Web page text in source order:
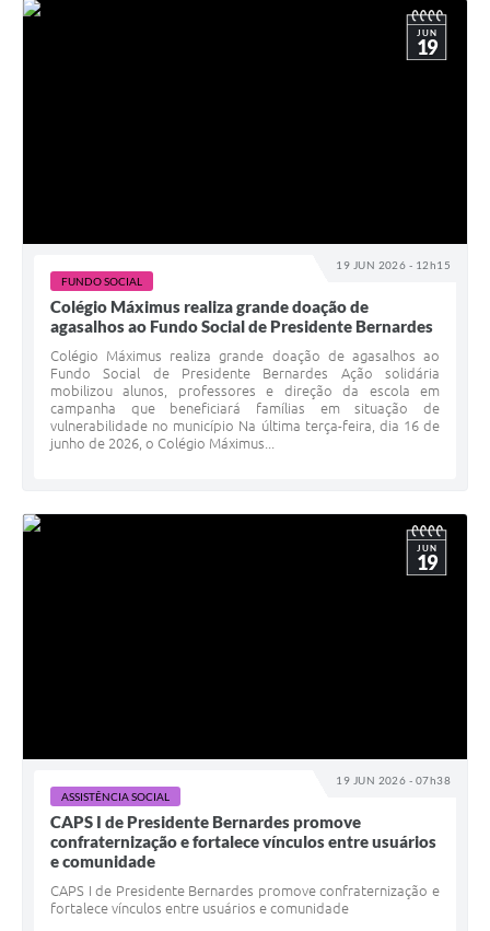
19 JUN 2026 - 12h15
JUN
19
FUNDO SOCIAL
Colégio Máximus realiza grande doação de
agasalhos ao Fundo Social de Presidente Bernardes
Colégio Máximus realiza grande doação de agasalhos ao
Fundo Social de Presidente Bernardes Ação solidária
mobilizou alunos, professores e direção da escola em
campanha que beneficiará famílias em situação de
vulnerabilidade no município Na última terça-feira, dia 16 de
junho de 2026, o Colégio Máximus...
19 JUN 2026 - 07h38
JUN
19
ASSISTÊNCIA SOCIAL
CAPS I de Presidente Bernardes promove
confraternização e fortalece vínculos entre usuários
e comunidade
CAPS I de Presidente Bernardes promove confraternização e
fortalece vínculos entre usuários e comunidade